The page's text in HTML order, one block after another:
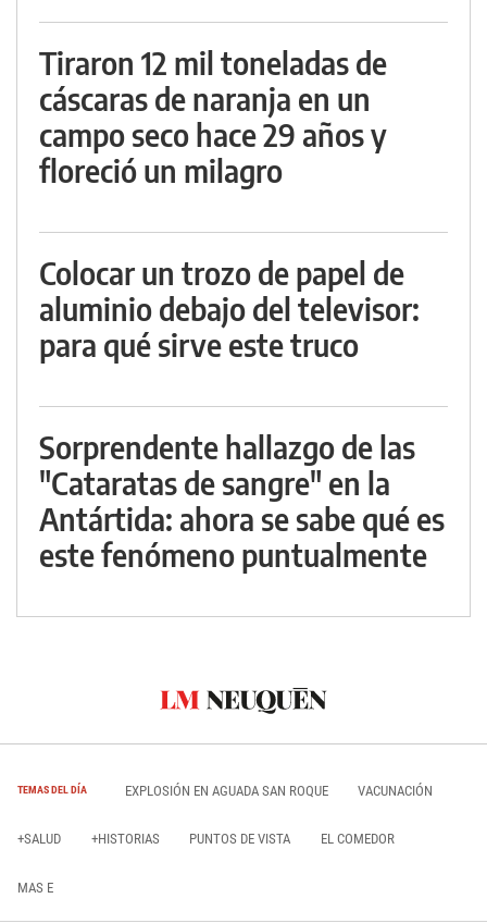
Tiraron 12 mil toneladas de
cáscaras de naranja en un
campo seco hace 29 años y
floreció un milagro
Colocar un trozo de papel de
aluminio debajo del televisor:
para qué sirve este truco
Sorprendente hallazgo de las
"Cataratas de sangre" en la
Antártida: ahora se sabe qué es
este fenómeno puntualmente
TEMAS DEL DÍA EXPLOSIÓN EN AGUADA SAN ROQUE VACUNACIÓN
+SALUD +HISTORIAS PUNTOS DE VISTA EL COMEDOR
MAS E